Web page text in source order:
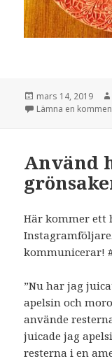
Postat
mars 14, 2019
Lämna en
Använd
Här kommer ett
kommunicerar!
”Nu har jag
apelsin och
använde
juicade jag
resterna i en